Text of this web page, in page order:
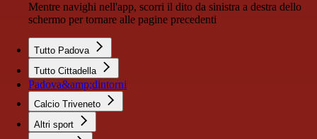
Mentre navighi nell'app, scorri il dito da sinistra a destra dello
schermo per tornare alle pagine precedenti
Tutto Padova
Tutto Cittadella
Padova&amp;dintorni
Calcio Triveneto
Altri sport